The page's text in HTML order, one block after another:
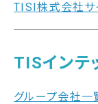
TISI株式会社サ
TISインテ
グループ会社一